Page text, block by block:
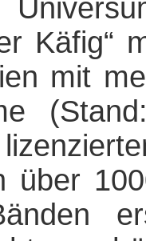
Käfig“
mit
über